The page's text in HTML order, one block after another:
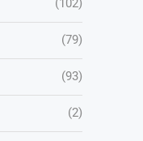
(102)
(79)
(93)
(2)